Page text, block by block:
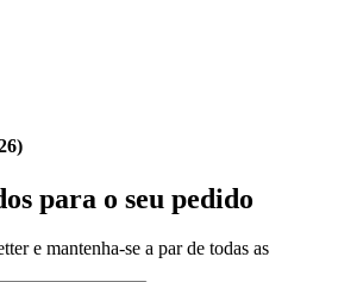
para o seu pedido
e mantenha-se a par de todas as